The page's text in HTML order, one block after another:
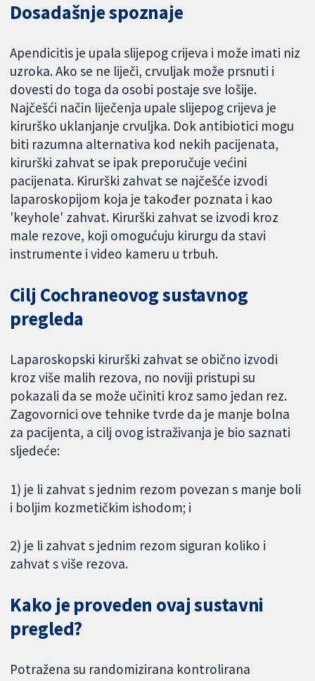
Dosadašnje spoznaje
Apendicitis je upala slijepog crijeva i može imati niz
uzroka. Ako se ne liječi, crvuljak može prsnuti i
dovesti do toga da osobi postaje sve lošije.
Najčešći način liječenja upale slijepog crijeva je
kirurško uklanjanje crvuljka. Dok antibiotici mogu
biti razumna alternativa kod nekih pacijenata,
kirurški zahvat se ipak preporučuje većini
pacijenata. Kirurški zahvat se najčešće izvodi
laparoskopijom koja je također poznata i kao
'keyhole' zahvat. Kirurški zahvat se izvodi kroz
male rezove, koji omogućuju kirurgu da stavi
instrumente i video kameru u trbuh.
Cilj Cochraneovog sustavnog
pregleda
Laparoskopski kirurški zahvat se obično izvodi
kroz više malih rezova, no noviji pristupi su
pokazali da se može učiniti kroz samo jedan rez.
Zagovornici ove tehnike tvrde da je manje bolna
za pacijenta, a cilj ovog istraživanja je bio saznati
sljedeće:
1) je li zahvat s jednim rezom povezan s manje boli
i boljim kozmetičkim ishodom; i
2) je li zahvat s jednim rezom siguran koliko i
zahvat s više rezova.
Kako je proveden ovaj sustavni
pregled?
Potražena su randomizirana kontrolirana